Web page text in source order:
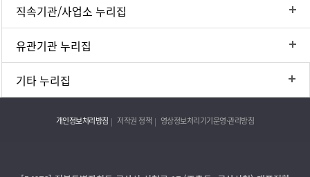
직속기관/사업소 누리집
유관기관 누리집
기타 누리집
개인정보처리방침 저작권 정책 영상정보처리기기운영·관리방침